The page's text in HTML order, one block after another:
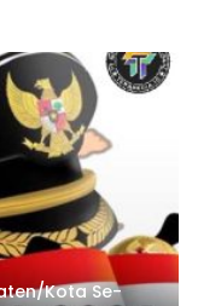
Kota Se-